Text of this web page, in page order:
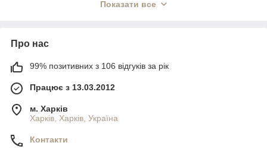
модели с качественным утеплителем.
Как подобрать размер пуховика?
Ориентируйтесь на параметры и таблицу размеров. При
необходимости, менеджеры LIARDI помогут с выбором.
Показати все
Про нас
99% позитивних з 106 відгуків за рік
Працює з 13.03.2012
м. Харків
Харків, Харків, Україна
Контакти